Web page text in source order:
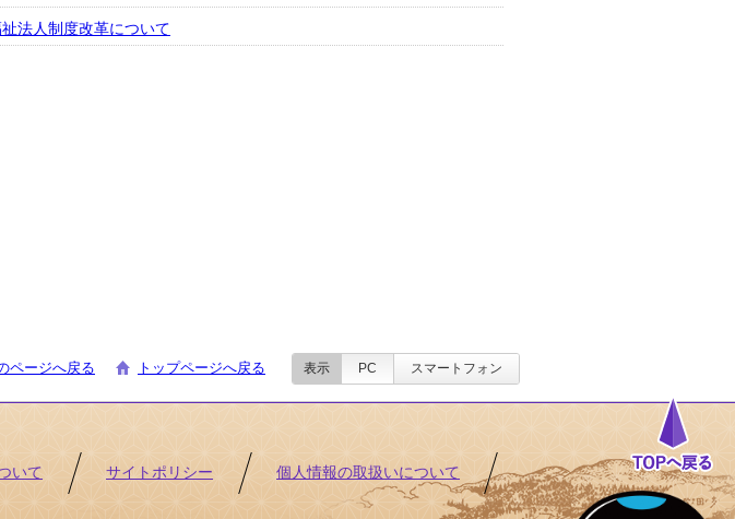
法人制度改革について
ページへ戻る トップページへ戻る 表示 PC スマートフォン
いて サイトポリシー 個人情報の取扱いについて